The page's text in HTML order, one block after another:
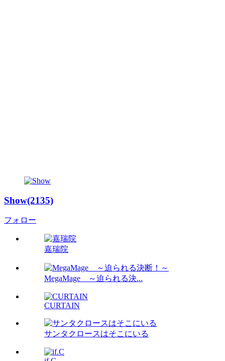
Show(2135)
フォロー
嘉瑞院
MegaMage ～迫られる決...
CURTAIN
サンタクロースはそこにいる